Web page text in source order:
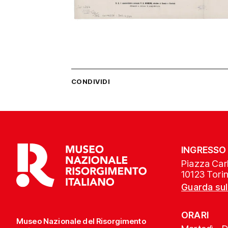
CONDIVIDI
Museo Nazionale del Risorgimento
INGRESSO
Piazza
10123
Guarda
ORARI